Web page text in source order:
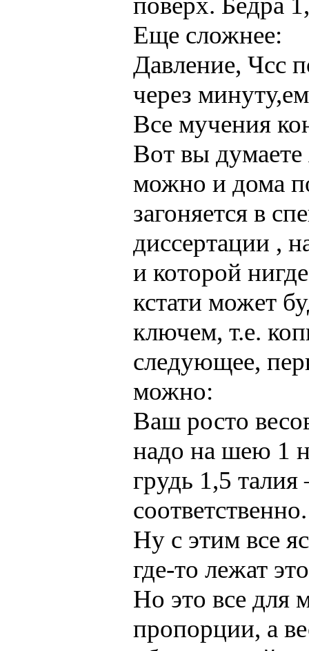
Еще сложнее:
Давление, Чсс
через
Все мучения
Вот вы думаете
можно и дома
загоняется в
диссертации ,
и которой
кстати может
ключем, т.е.
следующее,
можно:
Ваш росто
надо на шею 1
грудь 1,5
соответственно.
Ну с этим все
где-то лежат
Но это все для
пропорции, а